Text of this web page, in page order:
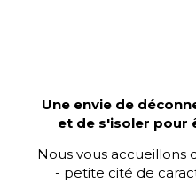
Une envie de
et de s'isoler pour
Nous vous accueillons
- petite cité de